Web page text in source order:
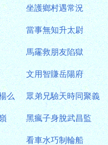
坐護鄉村遇常況
當事無知升太尉
馬霳救朋友陷獄
文用智賺岳陽府
么 眾弟兄驗天時同聚義
黑瘋子身脫武昌監
看車水巧制輪船